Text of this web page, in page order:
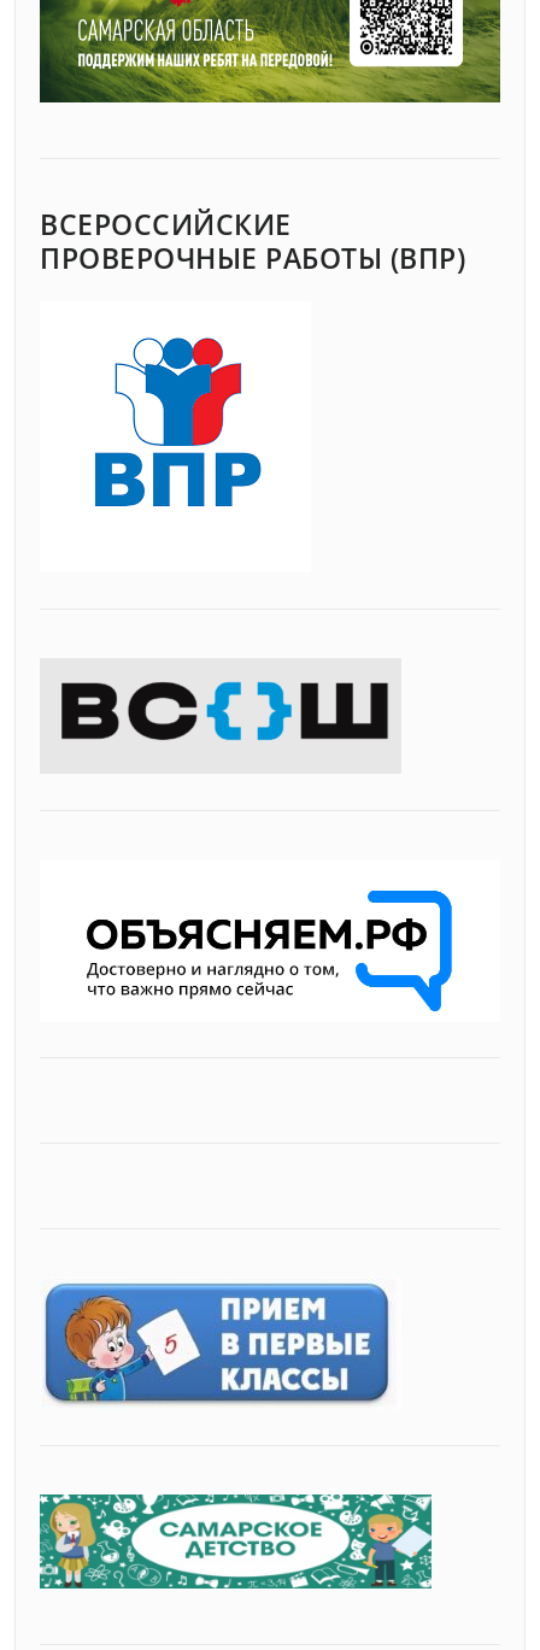
ВСЕРОССИЙСКИЕ
ПРОВЕРОЧНЫЕ РАБОТЫ (ВПР)